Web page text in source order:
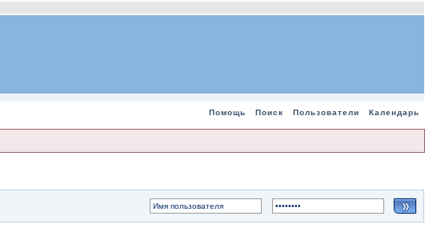
Помощь Поиск Пользователи Календарь